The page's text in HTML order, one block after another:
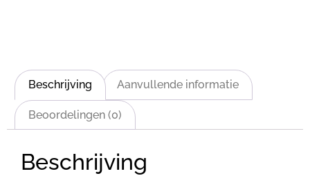
Beschrijving Aanvullende informatie
Beoordelingen (0)
Beschrijving